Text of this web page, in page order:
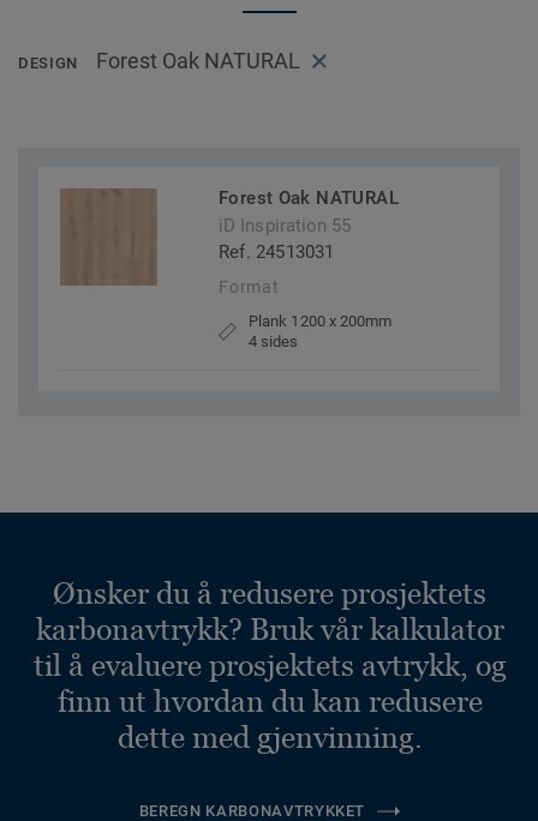
DESIGN Forest Oak NATURAL
Forest Oak NATURAL
iD Inspiration 55
Ref. 24513031
Format
Plank 1200 x 200mm
4 sides
Ønsker du å redusere prosjektets
karbonavtrykk? Bruk vår kalkulator
til å evaluere prosjektets avtrykk, og
finn ut hvordan du kan redusere
dette med gjenvinning.
BEREGN KARBONAVTRYKKET